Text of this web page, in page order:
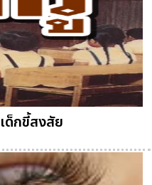
ด็กขี้สงสัย